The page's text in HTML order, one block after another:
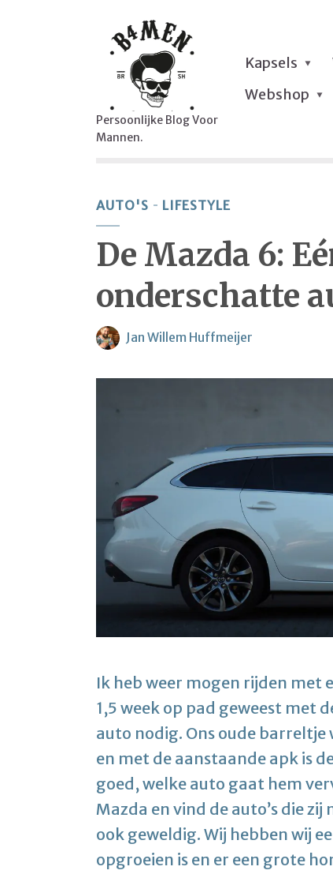
Persoonlijke Blog Voor
Mannen.
Kapsels
Webshop
AUTO'S LIFESTYLE
De Mazda 6:
onderschatte
Jan Willem Huffmeijer
Ik heb weer mogen rijden met
1,5 week op pad geweest met
auto nodig. Ons oude
en met de aanstaande apk is
goed, welke auto gaat hem
Mazda en vind de auto’s die
ook geweldig. Wij hebben wij
opgroeien is en er een grote